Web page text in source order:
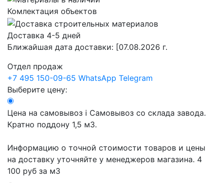
Комлектация объектов
Доставка 4-5 дней
Ближайшая дата доставки: [07.08.2026 г.
Отдел продаж
+7 495 150-09-65 WhatsApp Telegram
Выберите цену:
Цена на самовывоз i Самовывоз со склада завода.
Кратно поддону 1,5 м3.
Информацию о точной стоимости товаров и цены
на доставку уточняйте у менеджеров магазина. 4
100 руб за м3